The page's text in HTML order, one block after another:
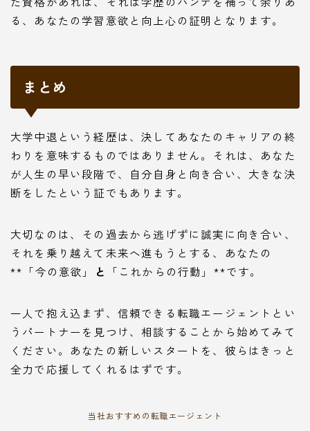
る、あなたの学習意欲と向上心の証明となります。
まとめ
大学中退という経歴は、決してあなたのキャリアの終
わりを意味するものではありません。それは、あなた
が人生の早い段階で、自分自身と向き合い、大きな決
断をしたという証でもあります。
大切なのは、その過去から逃げずに誠実に向き合い、
それを乗り越えて未来へ進もうとする、あなたの
**「今の意欲」
と 「これからの行動」**です。
一人で抱え込まず、信頼できる転職エージェントとい
うパートナーを見つけ、相談することから始めてみて
ください。あなたの新しいスタートを、彼らはきっと
全力で応援してくれるはずです。
当社おすすめの転職エージェント